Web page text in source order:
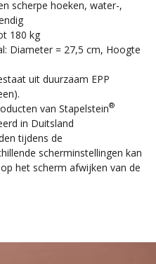
scherpe hoeken, water-,
180 kg
Diameter = 27,5 cm, Hoogte
uit duurzaam EPP
van Stapelstein®
in Duitsland
tijdens de
scherminstellingen kan
het scherm afwijken van de